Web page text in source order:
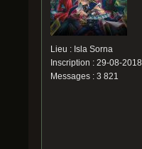
Lieu : Isla Sorna
Inscription : 29-08-2018
Messages : 3 821